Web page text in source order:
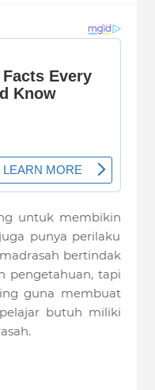
untuk membikin
punya perilaku
bertindak
pengetahuan, tapi
guna membuat
butuh miliki